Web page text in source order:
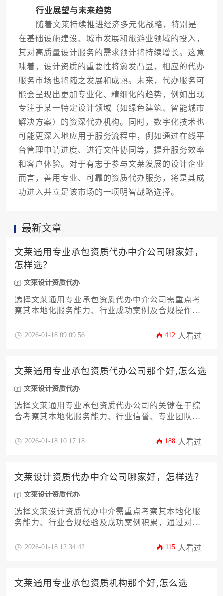
行业展望与未来趋势
随着文莱持续推进经济多元化战略，特别是
在基础设施建设、城市发展和旅游业领域的投入，
其对高质量设计服务的需求预计将持续增长。这意
味着，设计资质的重要性将愈发凸显，相应的代办
服务市场也将随之发展和成熟。未来，代办服务可
能会呈现出更加专业化、精细化的趋势，例如出现
专注于某一特定设计领域（如绿色建筑、智能城市
解决方案）的资深代办机构。同时，数字化技术也
可能更深入地应用于服务流程中，例如通过在线平
台管理申请进度、进行文件协同等，提升服务效率
和客户体验。对于有志于参与文莱发展的设计企业
而言，善用专业、可靠的资质代办服务，将是其成
功进入并立足该市场的一项明智战略选择。
最新文章
文莱通用专业承包资质代办中介公司哪家好，
怎样选？
文莱设计资质代办
选择文莱通用专业承包资质代办中介公司需重点考
察其本地化服务能力、行业成功案例及合规操作经
客户评价来做出决策，确保资质申请高效通过。
2026-01-18 09:09:56 412 人看过
文莱通用专业承包资质代办公司那个好,怎么选
文莱设计资质代办
选择文莱通用专业承包资质代办公司的关键在于综
合考察其本地化服务能力、行业信誉、专业团队实
案、成功案例和收费标准，结合企业自身需求做出
2026-01-18 10:17:18 188 人看过
文莱设计资质代办中介公司哪家好，怎样选？
文莱设计资质代办
选择文莱设计资质代办中介需重点考察其本地化服
务能力、行业合规经验及成功案例积累，通过对比
优质服务机构。
2026-01-18 12:34:42 115 人看过
文莱通用专业承包资质机构那个好,怎么选